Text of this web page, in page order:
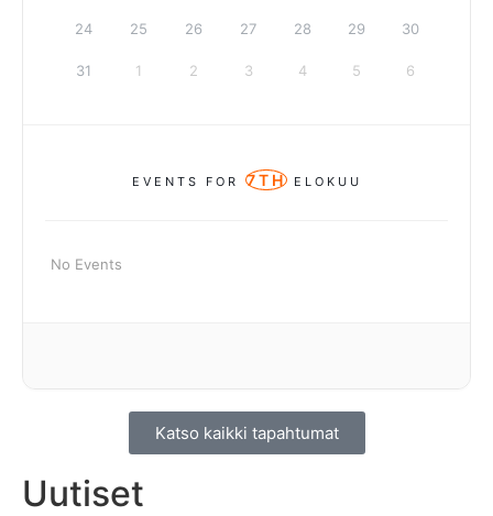
Uutiset
24 25 26 27 28 29 30
31 1 2 3 4 5 6
EVENTS FOR 7THELOKUU
No Events
Katso kaikki tapahtumat